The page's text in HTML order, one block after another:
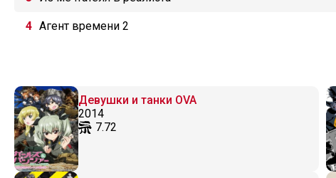
Агент времени 2
Девушки и танки OVA
2014
7.72